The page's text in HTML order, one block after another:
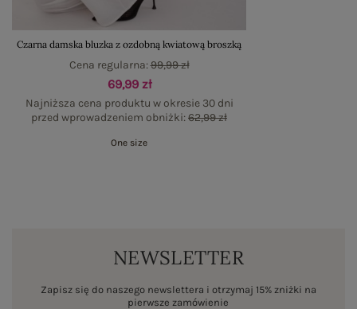
Czarna damska bluzka z ozdobną kwiatową broszką
69,99 zł
Najniższa cena produktu w okresie 30 dni
przed wprowadzeniem obniżki:62,99 zł
Cena regularna:99,99 zł
One size
NEWSLETTER
Zapisz się do naszego newslettera i otrzymaj 15% zniżki na
pierwsze zamówienie